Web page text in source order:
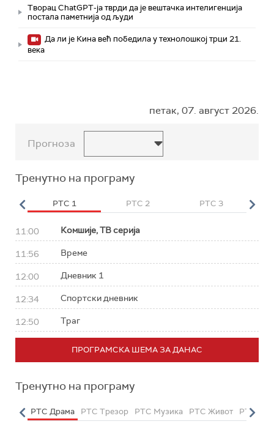
Творац ChatGPT-ја тврди да је вештачка интелигенција
постала паметнија од људи
Да ли је Кина већ победила у технолошкој трци 21.
века
петак, 07. август 2026.
Прогноза
Тренутно на програму
РТС 1 РТС 2 РТС 3
11:00 Комшије, ТВ серија
11:56 Време
12:00 Дневник 1
12:34 Спортски дневник
12:50 Траг
ПРОГРАМСКА ШЕМА ЗА ДАНАС
Тренутно на програму
РТС Драма РТС Трезор РТС Музика РТС Живот РТС